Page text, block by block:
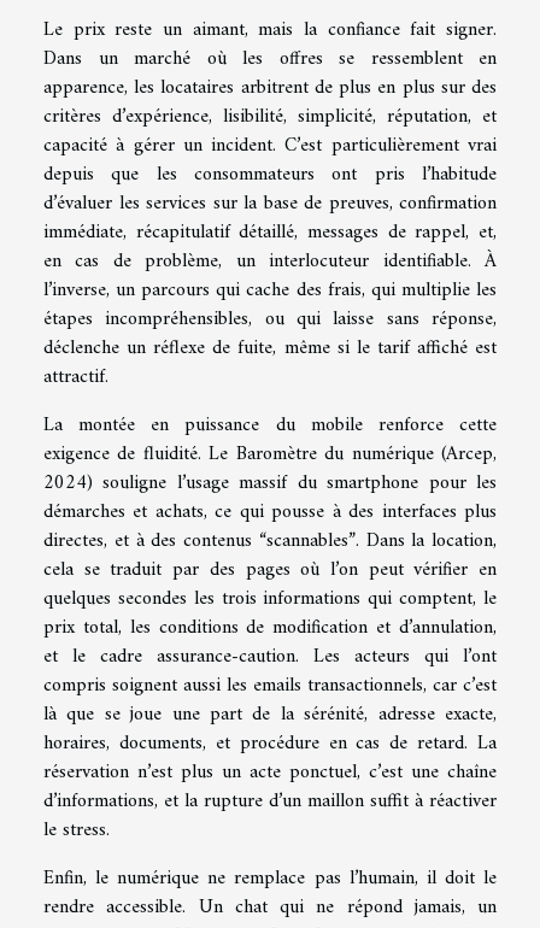
Le prix reste un aimant, mais la confiance fait signer.
Dans un marché où les offres se ressemblent en
apparence, les locataires arbitrent de plus en plus sur des
critères d’expérience, lisibilité, simplicité, réputation, et
capacité à gérer un incident. C’est particulièrement vrai
depuis que les consommateurs ont pris l’habitude
d’évaluer les services sur la base de preuves, confirmation
immédiate, récapitulatif détaillé, messages de rappel, et,
en cas de problème, un interlocuteur identifiable. À
l’inverse, un parcours qui cache des frais, qui multiplie les
étapes incompréhensibles, ou qui laisse sans réponse,
déclenche un réflexe de fuite, même si le tarif affiché est
attractif.
La montée en puissance du mobile renforce cette
exigence de fluidité. Le Baromètre du numérique (Arcep,
2024) souligne l’usage massif du smartphone pour les
démarches et achats, ce qui pousse à des interfaces plus
directes, et à des contenus “scannables”. Dans la location,
cela se traduit par des pages où l’on peut vérifier en
quelques secondes les trois informations qui comptent, le
prix total, les conditions de modification et d’annulation,
et le cadre assurance-caution. Les acteurs qui l’ont
compris soignent aussi les emails transactionnels, car c’est
là que se joue une part de la sérénité, adresse exacte,
horaires, documents, et procédure en cas de retard. La
réservation n’est plus un acte ponctuel, c’est une chaîne
d’informations, et la rupture d’un maillon suffit à réactiver
le stress.
Enfin, le numérique ne remplace pas l’humain, il doit le
rendre accessible. Un chat qui ne répond jamais, un